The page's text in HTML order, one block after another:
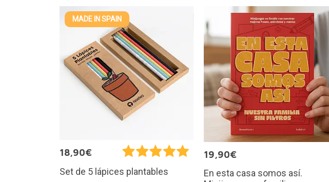
MADE IN SPAIN
18,90€
Set de 5 lápices plantables
19,90€
En esta casa somos así.